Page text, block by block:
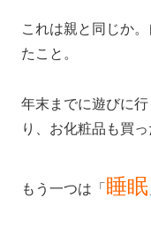
これは親と同じか
たこと。
年末までに遊びに
り、お化粧品も買
もう一つは「 睡眠